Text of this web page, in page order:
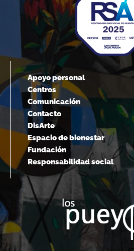
Apoyo personal
Centros
Comunicación
Contacto
DisArte
Espacio de bienestar
Fundación
Responsabilidad social